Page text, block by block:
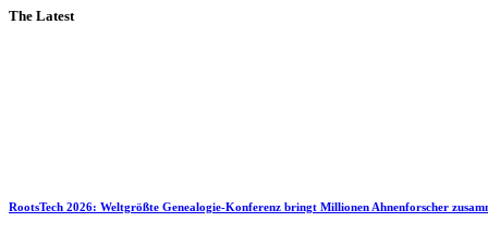
The Latest
RootsTech 2026: Weltgrößte Genealogie-Konferenz bringt Millionen Ahnenforscher